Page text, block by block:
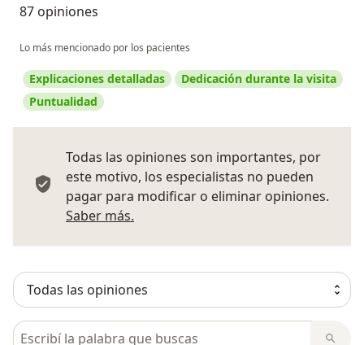
87 opiniones
Lo más mencionado por los pacientes
Explicaciones detalladas
Dedicación durante la visita
Puntualidad
Todas las opiniones son importantes, por
este motivo, los especialistas no pueden
pagar para modificar o eliminar opiniones.
Saber más.
Busca en opiniones